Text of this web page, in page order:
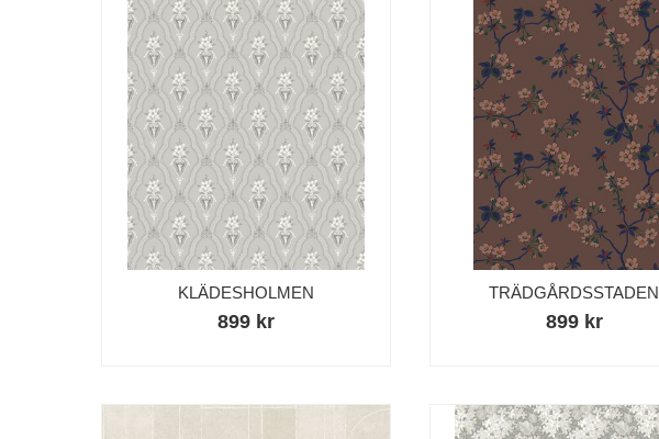
KLÄDESHOLMEN
899 kr
TRÄDGÅRDSSTADEN
899 kr